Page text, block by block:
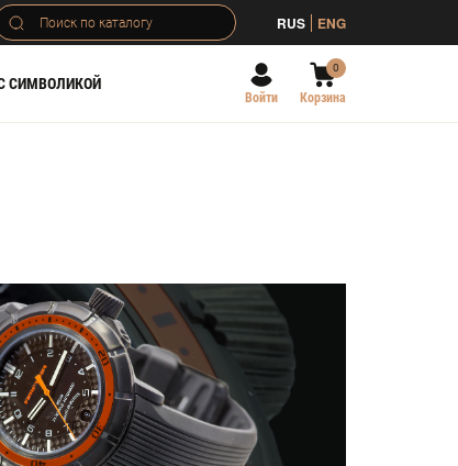
RUS ENG
СИМВОЛИКОЙ
Войти
0
Корзина